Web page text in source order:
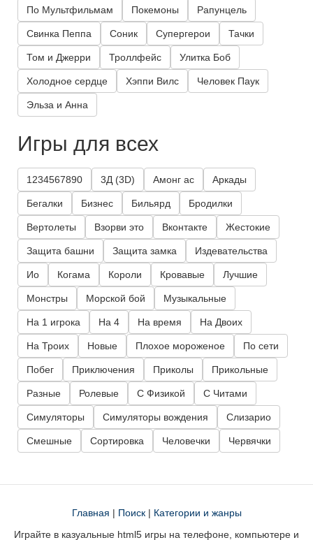
По Мультфильмам Покемоны Рапунцель
Свинка Пеппа Соник Супергерои Тачки
Том и Джерри Троллфейс Улитка Боб
Холодное сердце Хэппи Вилс Человек Паук
Эльза и Анна
Игры для всех
1234567890 3Д (3D) Амонг ас Аркады
Бегалки Бизнес Бильярд Бродилки
Вертолеты Взорви это Вконтакте Жестокие
Защита башни Защита замка Издевательства
Ио Когама Короли Кровавые Лучшие
Монстры Морской бой Музыкальные
На 1 игрока На 4 На время На Двоих
На Троих Новые Плохое мороженое По сети
Побег Приключения Приколы Прикольные
Разные Ролевые С Физикой С Читами
Симуляторы Симуляторы вождения Слизарио
Смешные Сортировка Человечки Червячки
Главная | Поиск| Категории и жанры
Играйте в казуальные html5 игры на телефоне, компьютере и